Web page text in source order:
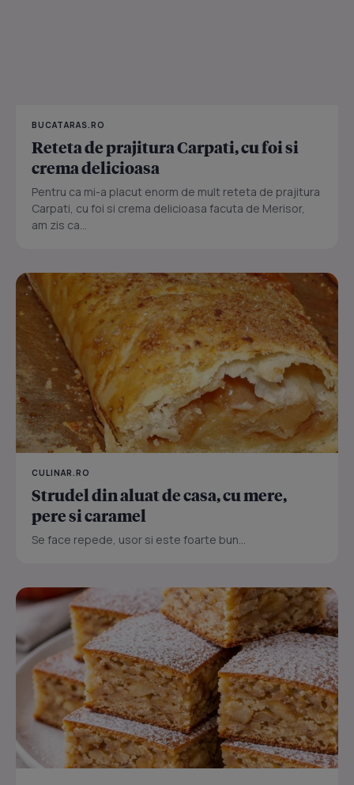
BUCATARAS.RO
Reteta de prajitura Carpati, cu foi si
crema delicioasa
Pentru ca mi-a placut enorm de mult reteta de prajitura
Carpati, cu foi si crema delicioasa facuta de Merisor,
am zis ca...
CULINAR.RO
Strudel din aluat de casa, cu mere,
pere si caramel
Se face repede, usor si este foarte bun...